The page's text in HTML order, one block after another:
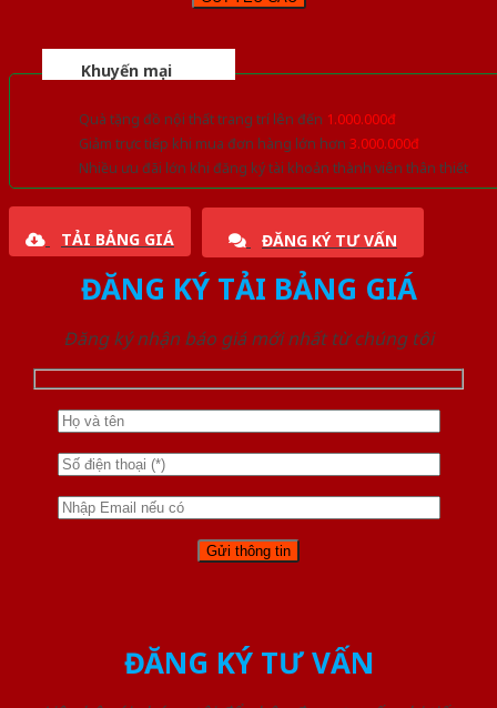
Khuyến mại
Quà tặng đồ nội thất trang trí lên đến 1.000.000đ
Giảm trực tiếp khi mua đơn hàng lớn hơn 3.000.000đ
Nhiều ưu đãi lớn khi đăng ký tài khoản thành viên thân thiết
TẢI BẢNG GIÁ ĐĂNG KÝ TƯ VẤN
ĐĂNG KÝ TẢI BẢNG GIÁ
Đăng ký nhận báo giá mới nhất từ chúng tôi
ĐĂNG KÝ TƯ VẤN